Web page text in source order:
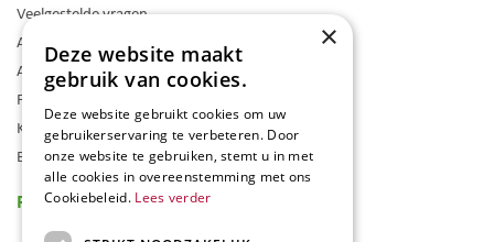
Veelgestelde vragen
Algemene voorwaarden
Assortiment
Folder
Klantenkaart
Blog
Reviews
×
Deze website maakt
gebruik van cookies.
Deze website gebruikt cookies om uw
gebruikerservaring te verbeteren. Door
onze website te gebruiken, stemt u in met
alle cookies in overeenstemming met ons
Cookiebeleid. Lees verder